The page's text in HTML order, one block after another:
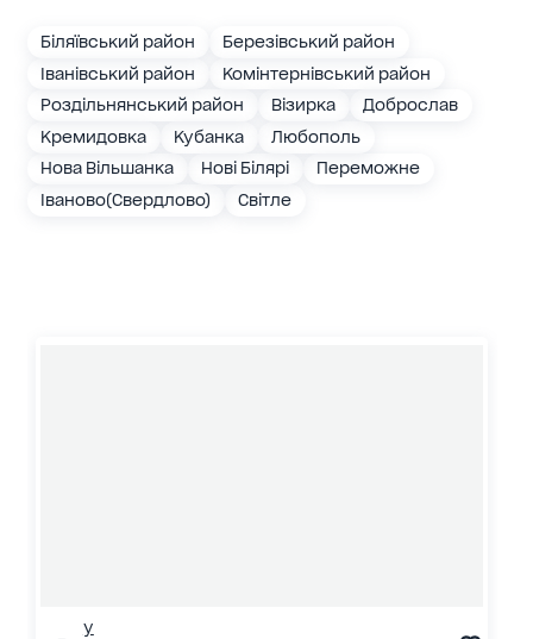
Біляївський район
Березівський район
Іванівський район
Комінтернівський район
Роздільнянський район
Візирка
Доброслав
Кремидовка
Кубанка
Любополь
Нова Вільшанка
Нові Білярі
Переможне
Іваново(Свердлово)
Світле
у